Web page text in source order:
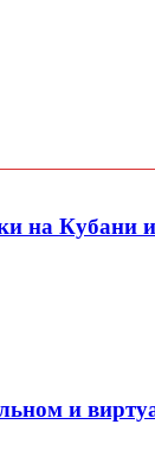
на Кубани
и